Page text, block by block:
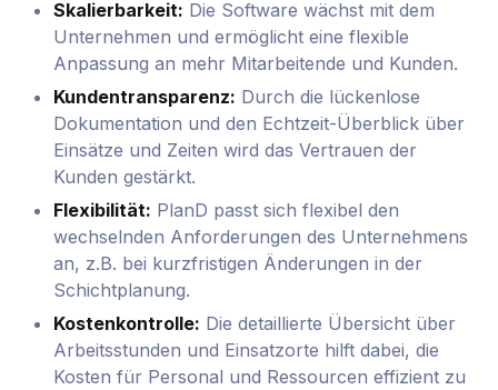
Skalierbarkeit: Die Software wächst mit dem
Unternehmen und ermöglicht eine flexible
Anpassung an mehr Mitarbeitende und Kunden.
Kundentransparenz: Durch die lückenlose
Dokumentation und den Echtzeit-Überblick über
Einsätze und Zeiten wird das Vertrauen der
Kunden gestärkt.
Flexibilität: PlanD passt sich flexibel den
wechselnden Anforderungen des Unternehmens
an, z.B. bei kurzfristigen Änderungen in der
Schichtplanung.
Kostenkontrolle: Die detaillierte Übersicht über
Arbeitsstunden und Einsatzorte hilft dabei, die
Kosten für Personal und Ressourcen effizient zu